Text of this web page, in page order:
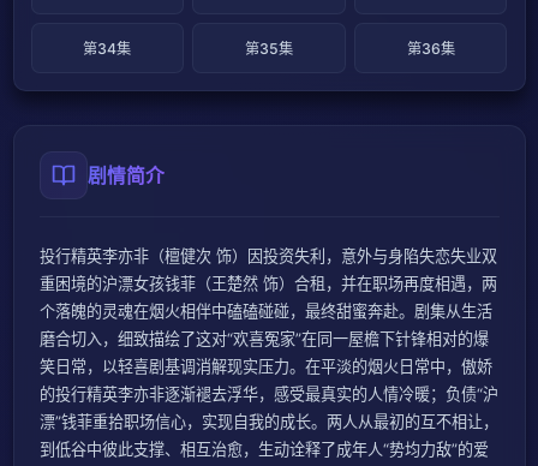
第34集 第35集 第36集
剧情简介
投行精英李亦非（檀健次 饰）因投资失利，意外与身陷失恋失业双
重困境的沪漂女孩钱菲（王楚然 饰）合租，并在职场再度相遇，两
个落魄的灵魂在烟火相伴中磕磕碰碰，最终甜蜜奔赴。剧集从生活
磨合切入，细致描绘了这对“欢喜冤家”在同一屋檐下针锋相对的爆
笑日常，以轻喜剧基调消解现实压力。在平淡的烟火日常中，傲娇
的投行精英李亦非逐渐褪去浮华，感受最真实的人情冷暖；负债“沪
漂”钱菲重拾职场信心，实现自我的成长。两人从最初的互不相让，
到低谷中彼此支撑、相互治愈，生动诠释了成年人“势均力敌”的爱